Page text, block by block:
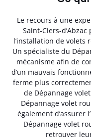
Le recours à une
Saint-Ciers-
l’installation de volets
Un spécialiste du
mécanisme afin de
d’un mauvais
ferme plus
de Dépannage
Dépannage volet
également d’assurer
Dépannage volet
retrouver